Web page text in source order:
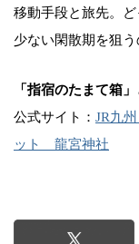
移動手段と旅先。
少ない閑散期を狙う
「指宿のたまて箱
公式サイト： JR九
ット 龍宮神社